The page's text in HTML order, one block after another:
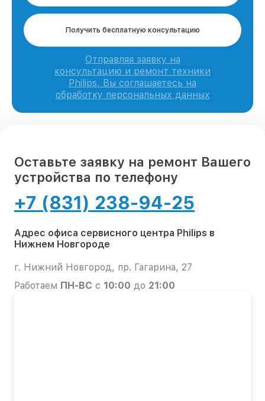
Получить бесплатную консультацию
Отправляя заявку на
консультацию и ремонт техники
Philips, Вы соглашаетесь на
обработку персональных данных
Оставьте заявку на ремонт Вашего
устройства по телефону
+7 (831) 238-94-25
Адрес офиса сервисного центра Philips в
Нижнем Новгороде
г. Нижний Новгород, пр. Гагарина, 27
Работаем ПН-ВС с 10:00 до 21:00